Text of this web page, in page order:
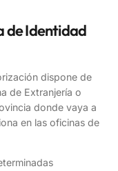
de Identidad
dispone de
de Extranjería o
donde vaya a
en las oficinas de